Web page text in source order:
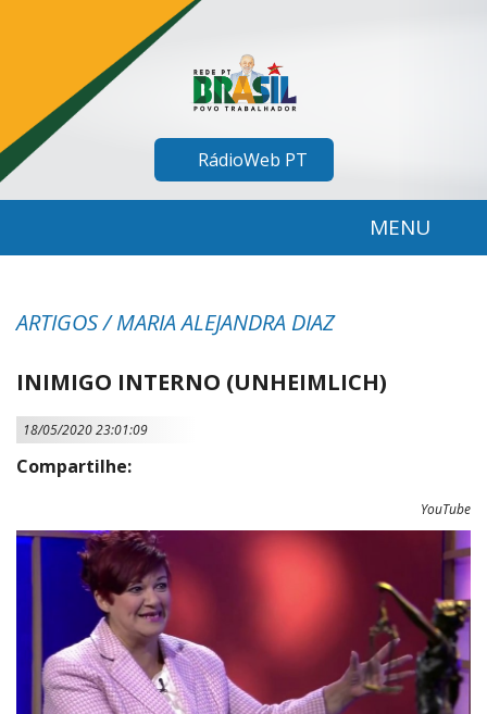
RádioWeb PT
MENU
ARTIGOS / MARIA ALEJANDRA DIAZ
INIMIGO INTERNO (UNHEIMLICH)
18/05/2020 23:01:09
Compartilhe:
YouTube